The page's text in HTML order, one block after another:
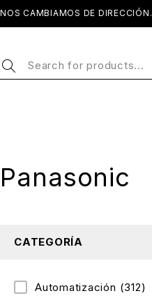
NOS CAMBIAMOS DE DIRECCIÓN.
Panasonic
CATEGORÍA
Automatización (312)